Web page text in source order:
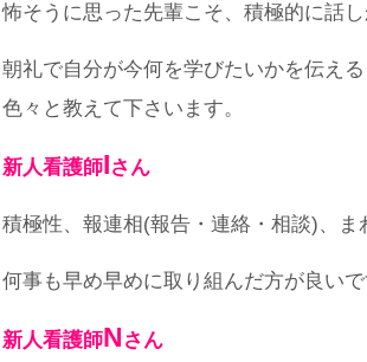
怖そうに思った先輩こそ、積極的に話し
朝礼で自分が今何を学びたいかを伝え
色々と教えて下さいます。
新人看護師Iさん
積極性、報連相(報告・連絡・相談)、ま
何事も早め早めに取り組んだ方が良いで
新人看護師N さん